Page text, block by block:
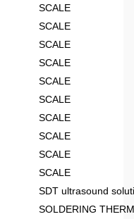
SCALE
SCALE
SCALE
SCALE
SCALE
SCALE
SCALE
SCALE
SCALE
SCALE
SDT ultrasound
SOLDERING